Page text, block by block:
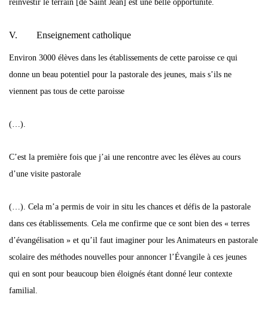
réinvestir le terrain [de Saint Jean] est une belle opportunité.
V. Enseignement catholique
Environ 3000 élèves dans les établissements de cette paroisse ce qui
donne un beau potentiel pour la pastorale des jeunes, mais s’ils ne
viennent pas tous de cette paroisse
(…).
C’est la première fois que j’ai une rencontre avec les élèves au cours
d’une visite pastorale
(…). Cela m’a permis de voir in situ les chances et défis de la pastorale
dans ces établissements. Cela me confirme que ce sont bien des « terres
d’évangélisation » et qu’il faut imaginer pour les Animateurs en pastorale
scolaire des méthodes nouvelles pour annoncer l’Évangile à ces jeunes
qui en sont pour beaucoup bien éloignés étant donné leur contexte
familial.